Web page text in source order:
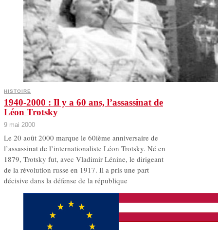
HISTOIRE
1940-2000 : Il y a 60 ans, l’assassinat de
Léon Trotsky
9 mai 2000
Le 20 août 2000 marque le 60ième anniversaire de
l’assassinat de l’internationaliste Léon Trotsky. Né en
1879, Trotsky fut, avec Vladimir Lénine, le dirigeant
de la révolution russe en 1917. Il a pris une part
décisive dans la défense de la république